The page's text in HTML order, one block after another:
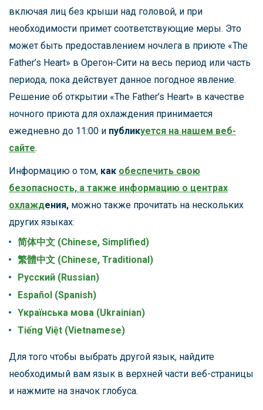
включая лиц без крыши над головой, и при
необходимости примет соответствующие меры. Это
может быть предоставлением ночлега в приюте «The
Father’s Heart» в Орегон-Сити на весь период или часть
периода, пока действует данное погодное явление.
Решение об открытии «The Father’s Heart» в качестве
ночного приюта для охлаждения принимается
ежедневно до 11:00 и публикуется на нашем веб-
сайте.
Информацию о том, как обеспечить свою
безопасность, а также информацию о центрах
охлаждения, можно также прочитать на нескольких
других языках:
简体中文 (Chinese, Simplified)
繁體中文 (Chinese, Traditional)
Pусский (Russian)
Español (Spanish)
Yкраїнська мова (Ukrainian)
Tiếng Việt (Vietnamese)
Для того чтобы выбрать другой язык, найдите
необходимый вам язык в верхней части веб-страницы
и нажмите на значок глобуса.